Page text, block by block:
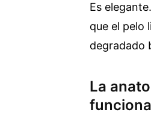
Es
que el pelo
degradado
La
funciona